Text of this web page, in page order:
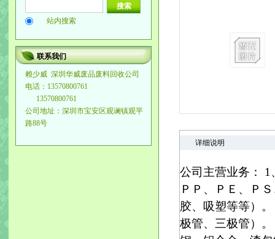
站内搜索
联系我们
赖少威 深圳华威废品废料回收公司
电话：13570800761
13570800761
公司地址：深圳市宝安区观谰镇观平
路88号
详细说明
公司主营业务：
ＰＰ、ＰＥ、Ｐ
胶、吸塑等等）
极管、三极管）